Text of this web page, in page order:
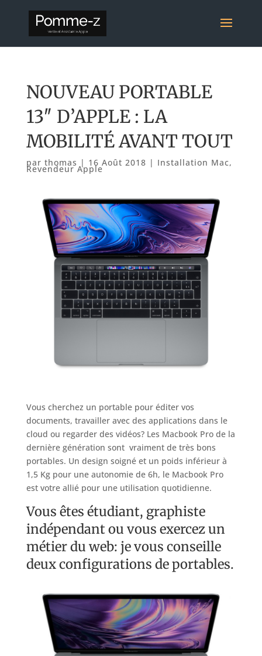
NOUVEAU PORTABLE
13″ D’APPLE : LA
MOBILITÉ AVANT TOUT
par thomas | 16 Août 2018 | Installation Mac,
Revendeur Apple
Vous cherchez un portable pour éditer vos
documents, travailler avec des applications dans le
cloud ou regarder des vidéos? Les Macbook Pro de la
dernière génération sont vraiment de très bons
portables. Un design soigné et un poids inférieur à
1,5 Kg pour une autonomie de 6h, le Macbook Pro
est votre allié pour une utilisation quotidienne.
Vous êtes étudiant, graphiste
indépendant ou vous exercez un
métier du web: je vous conseille
deux configurations de portables.